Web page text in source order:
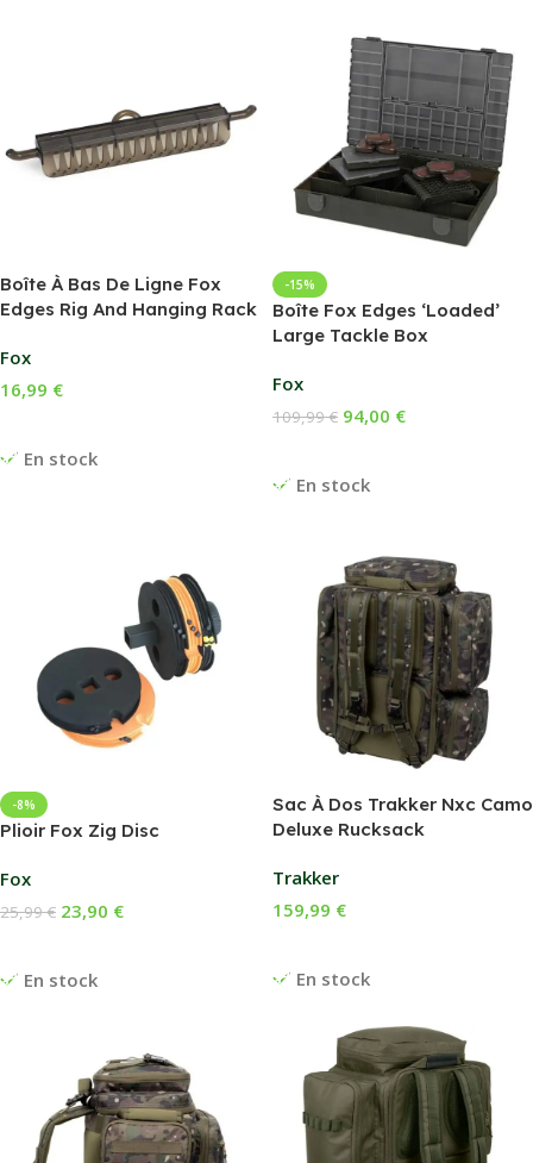
Boîte À Bas De Ligne Fox
Edges Rig And Hanging Rack
Fox
En stock
16,99 €
-15%
Boîte Fox Edges ‘Loaded’
Large Tackle Box
Fox
En stock
109,99€ 94,00 €
-8%
Plioir Fox Zig Disc
Fox
En stock
25,99€ 23,90 €
Sac À Dos Trakker Nxc Camo
Deluxe Rucksack
Trakker
En stock
159,99 €